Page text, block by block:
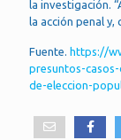
la investigación.
la acción penal y,
Fuente. https://
presuntos-
de-eleccion-